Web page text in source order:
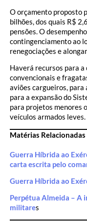
O orçamento proposto
bilhões, dos quais R$
pensões. O
contingenciamento ao
renegociações e
Haverá recursos para
convencionais e
aviões cargueiros, para
para a expansão do
para projetos menores
veículos armados leves.
Matérias Relacionadas
Guerra Híbrida ao
carta escrita pelo
Guerra Híbrida ao
Perpétua Almeida – A
militares